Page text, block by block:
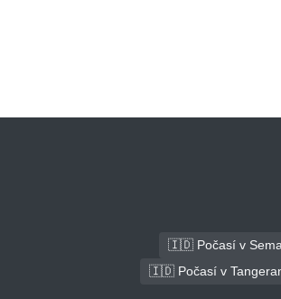
🇮🇩 Počasí v
🇮🇩 Počasí v